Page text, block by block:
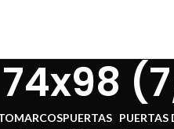
74x98
MARCOSPUERTAS PUERTAS